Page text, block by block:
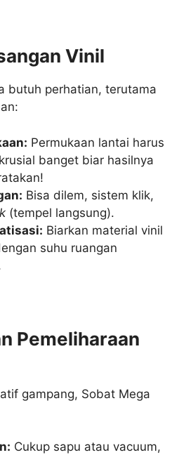
Vinil
butuh perhatian, terutama
Permukaan lantai harus
banget biar hasilnya
Bisa dilem, sistem klik,
(tempel langsung).
Biarkan material vinil
suhu ruangan
Pemeliharaan
gampang, Sobat Mega
Cukup sapu atau vacuum,